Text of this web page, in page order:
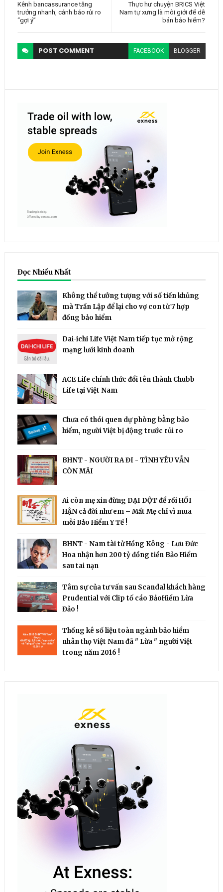
Thực hư chuyện BRICS Việt
Nam tự xưng là môi giới để dễ
bán bảo hiểm?
Kênh bancassurance tăng
trưởng nhanh, cảnh báo rủi ro
“gợi ý”
POST COMMENT FACEBOOK BLOGGER
Đọc Nhiều Nhất
Không thể tưởng tượng với số tiền khủng
mà Trần Lập để lại cho vợ con từ 7 hợp
đồng bảo hiểm
Dai-ichi Life Việt Nam tiếp tục mở rộng
mạng lưới kinh doanh
ACE Life chính thức đổi tên thành Chubb
Life tại Việt Nam
Chưa có thói quen dự phòng bằng bảo
hiểm, người Việt bị động trước rủi ro
BHNT - NGƯỜI RA ĐI - TÌNH YÊU VẪN
CÒN MÃI
Ai còn mẹ xin đừng DẠI DỘT để rồi HỐI
HẬN cả đời như em – Mất Mẹ chỉ vì mua
mỗi Bảo Hiểm Y Tế !
BHNT - Nam tài tử Hồng Kông - Lưu Đức
Hoa nhận hơn 200 tỷ đồng tiền Bảo Hiểm
sau tai nạn
Tâm sự của tư vấn sau Scandal khách hàng
Prudential với Clip tố cáo BảoHiểm Lừa
Đảo !
Thống kê số liệu toàn ngành bảo hiểm
nhân thọ Việt Nam đã " Lừa " người Việt
trong năm 2016 !